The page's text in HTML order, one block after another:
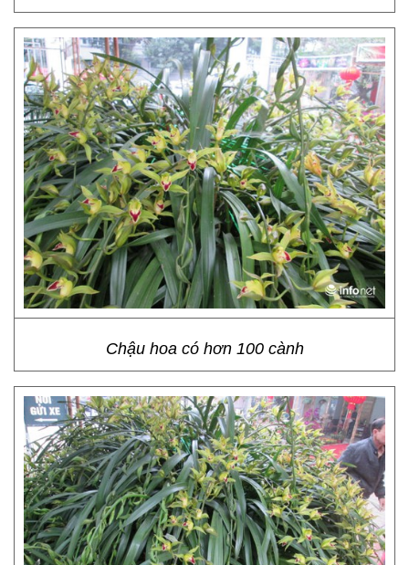
Chậu hoa có hơn 100 cành